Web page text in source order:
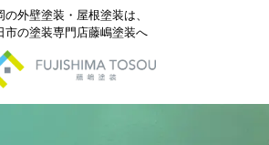
の外壁塗装・屋根塗装は、
市の塗装専門店藤嶋塗装へ